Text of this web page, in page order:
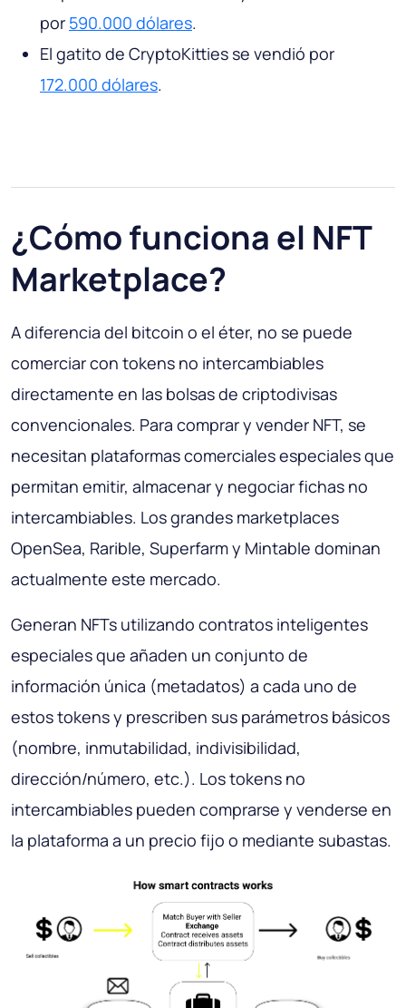
por 590.000 dólares.
El gatito de CryptoKitties se vendió por
172.000 dólares.
¿Cómo funciona el NFT
Marketplace?
A diferencia del bitcoin o el éter, no se puede
comerciar con tokens no intercambiables
directamente en las bolsas de criptodivisas
convencionales. Para comprar y vender NFT, se
necesitan plataformas comerciales especiales que
permitan emitir, almacenar y negociar fichas no
intercambiables. Los grandes marketplaces
OpenSea, Rarible, Superfarm y Mintable dominan
actualmente este mercado.
Generan NFTs utilizando contratos inteligentes
especiales que añaden un conjunto de
información única (metadatos) a cada uno de
estos tokens y prescriben sus parámetros básicos
(nombre, inmutabilidad, indivisibilidad,
dirección/número, etc.). Los tokens no
intercambiables pueden comprarse y venderse en
la plataforma a un precio fijo o mediante subastas.